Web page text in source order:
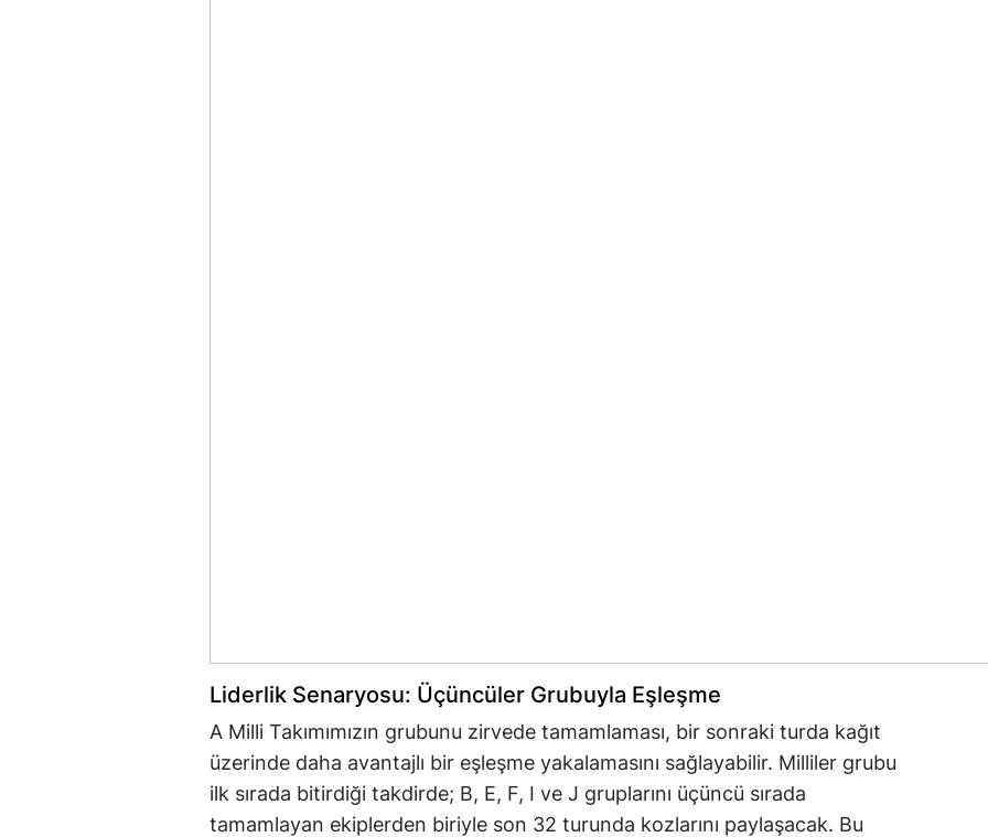
Liderlik Senaryosu: Üçüncüler Grubuyla Eşleşme
A Milli Takımımızın grubunu zirvede tamamlaması, bir sonraki turda kağıt
üzerinde daha avantajlı bir eşleşme yakalamasını sağlayabilir. Milliler grubu
ilk sırada bitirdiği takdirde; B, E, F, I ve J gruplarını üçüncü sırada
tamamlayan ekiplerden biriyle son 32 turunda kozlarını paylaşacak. Bu